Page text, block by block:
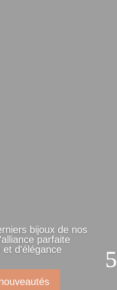
bijoux de nos
parfaite
et d'élégance